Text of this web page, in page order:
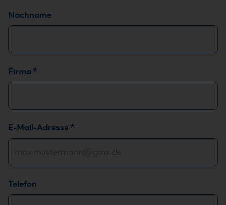
Nachname
*
*
Firma *
E-Mail-Adresse *
Telefon